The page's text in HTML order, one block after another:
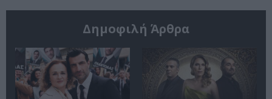
Δημοφιλή Άρθρα